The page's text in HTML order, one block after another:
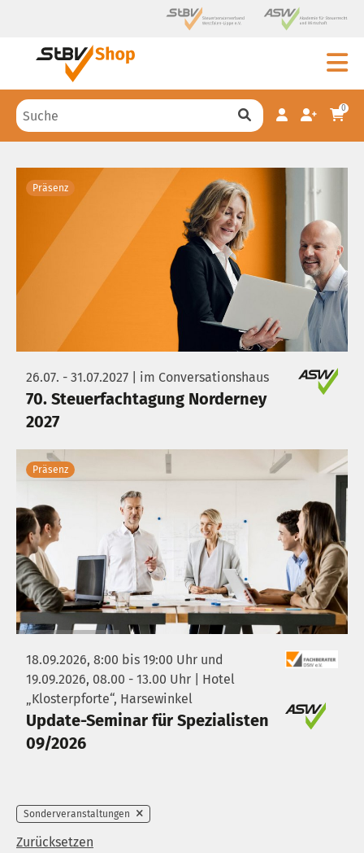
0
Präsenz
26.07. - 31.07.2027 | im Conversationshaus
70. Steuerfachtagung Norderney
2027
Präsenz
18.09.2026, 8:00 bis 19:00 Uhr und
19.09.2026, 08.00 - 13.00 Uhr | Hotel
„Klosterpforte“, Harsewinkel
Update-Seminar für Spezialisten
09/2026
Sonderveranstaltungen
Zurücksetzen